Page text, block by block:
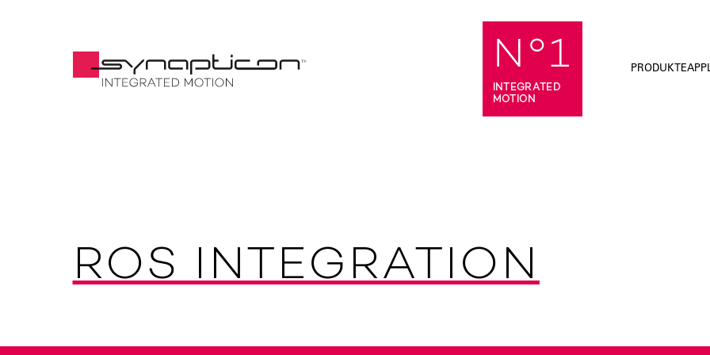
PRODUKTE
N°1
INTEGRATED
MOTION
ROS INTEGRATION